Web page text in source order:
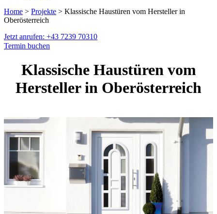
Home > Projekte > Klassische Haustüren vom Hersteller in
Oberösterreich
Jetzt anrufen: +43 7239 70310
Termin buchen
Klassische Haustüren vom
Hersteller in Oberösterreich